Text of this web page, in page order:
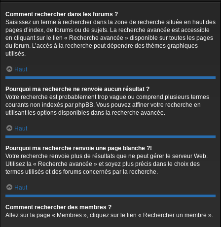
Comment rechercher dans les forums ?
Saisissez un terme à rechercher dans la zone de recherche située en haut des
pages d’index, de forums ou de sujets. La recherche avancée est accessible
en cliquant sur le lien « Recherche avancée » disponible sur toutes les pages
du forum. L’accès à la recherche peut dépendre des thèmes graphiques
utilisés.
Haut
Pourquoi ma recherche ne renvoie aucun résultat ?
Votre recherche est probablement trop vague ou comprend plusieurs termes
courants non indexés par phpBB. Vous pouvez affiner votre recherche en
utilisant les options disponibles dans la recherche avancée.
Haut
Pourquoi ma recherche renvoie une page blanche ?!
Votre recherche renvoie plus de résultats que ne peut gérer le serveur Web.
Utilisez la « Recherche avancée » et soyez plus précis dans le choix des
termes utilisés et des forums concernés par la recherche.
Haut
Comment rechercher des membres ?
Allez sur la page « Membres », cliquez sur le lien « Rechercher un membre ».